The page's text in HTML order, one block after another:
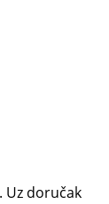
Uz doručak